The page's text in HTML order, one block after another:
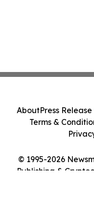
© 1995-2026
Publishing &
AboutPress
Terms &